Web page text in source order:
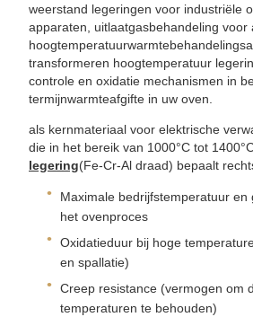
weerstand legeringen voor industriële
apparaten, uitlaatgasbehandeling voor
transformeren hoogtemperatuur
controle en oxidatie mechanismen in
termijnwarmteafgifte in uw oven.
als kernmateriaal voor elektrische
die in het bereik van 1000°C tot
legering(Fe-Cr-Al draad) bepaalt
Maximale bedrijfstemperatuur en
het ovenproces
Oxidatieduur bij hoge
en spallatie)
Creep resistance (vermogen om
temperaturen te behouden)